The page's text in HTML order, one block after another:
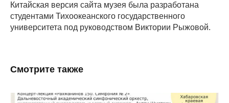
Китайская версия сайта музея была разработана
студентами Тихоокеанского государственного
университета под руководством Виктории Рыжовой.
Смотрите также